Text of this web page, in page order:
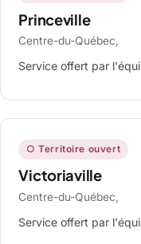
Princeville
Centre-du-Québec,
Service offert par
○ Territoire ouvert
Victoriaville
Centre-du-Québec,
Service offert par